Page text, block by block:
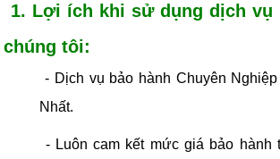
1. Lợi ích khi sử dụng dịch vụ
chúng tôi:
- Dịch vụ bảo hành Chuyên
Nhất.
- Luôn cam kết mức giá bảo hành